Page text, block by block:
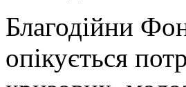
Благодійни
опікується